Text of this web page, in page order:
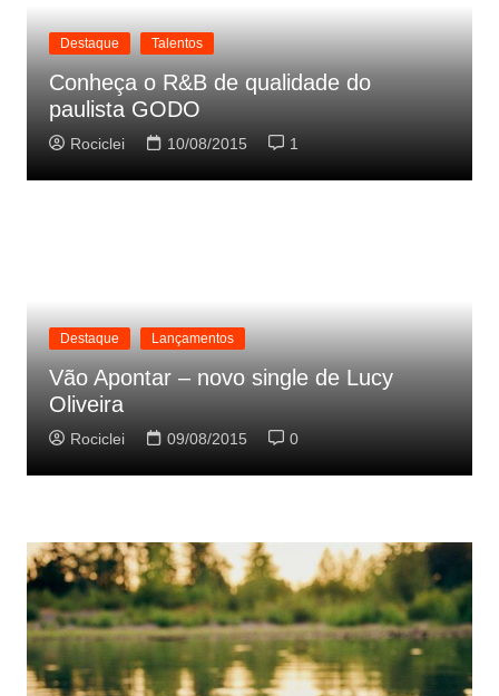
Destaque Talentos
Conheça o R&B de qualidade do
paulista GODO
Rociclei 10/08/2015 1
Destaque Lançamentos
Vão Apontar – novo single de Lucy
Oliveira
Rociclei 09/08/2015 0